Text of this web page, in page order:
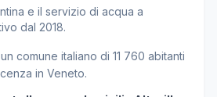
e il servizio di acqua a
dal 2018.
comune italiano di 11 760 abitanti
in Veneto.